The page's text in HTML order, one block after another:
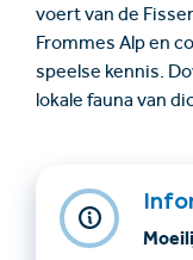
voert van de
Frommes Alp en
speelse kennis.
lokale fauna van